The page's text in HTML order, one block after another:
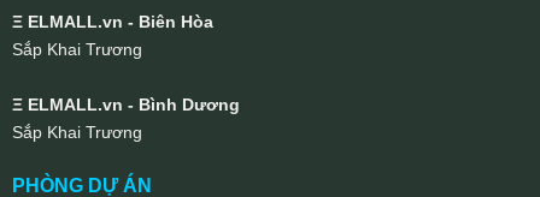
Ξ ELMALL.vn - Biên Hòa
Sắp Khai Trương
Ξ ELMALL.vn - Bình Dương
Sắp Khai Trương
PHÒNG DỰ ÁN